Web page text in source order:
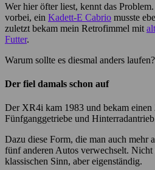
Wer hier öfter liest, kennt das
vorbei, ein Kadett-E Cabrio musste
zuletzt bekam mein Retrofimmel mit
Futter.
Warum sollte es diesmal anders laufen?
Der fiel damals schon auf
Der XR4i kam 1983 und bekam
Fünfganggetriebe und
Dazu diese Form, die man auch mehr
fünf anderen Autos verwechselt.
klassischen Sinn, aber eigenständig.